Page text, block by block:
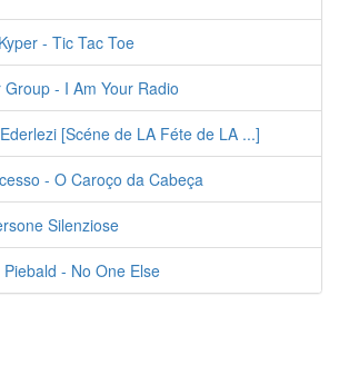
- Tic Tac Toe
- I Am Your Radio
[Scéne de LA Féte de LA ...]
- O Caroço da Cabeça
Silenziose
- No One Else